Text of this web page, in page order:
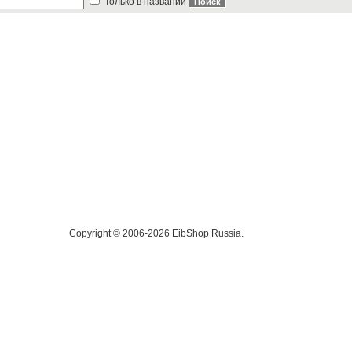
Copyright © 2006-2026 EibShop Russia.